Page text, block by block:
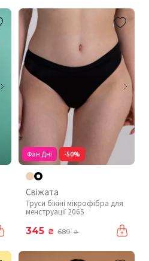
Фан Дні -50%
Свіжата
Труси бікіні мікрофібра для
менструації 206S
345 ₴ 689₴